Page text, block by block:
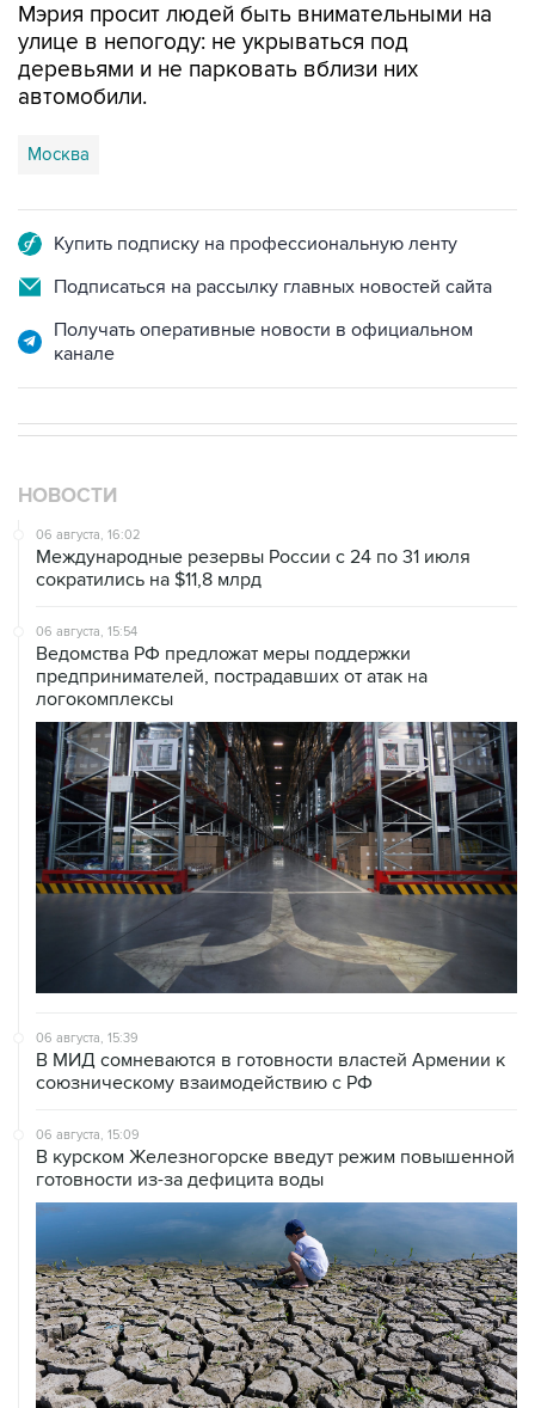
Мэрия просит людей быть внимательными на
улице в непогоду: не укрываться под
деревьями и не парковать вблизи них
автомобили.
Москва
Купить подписку на профессиональную ленту
Подписаться на рассылку главных новостей сайта
Получать оперативные новости в официальном
канале
НОВОСТИ
06 августа, 16:02
Международные резервы России с 24 по 31 июля
сократились на $11,8 млрд
06 августа, 15:54
Ведомства РФ предложат меры поддержки
предпринимателей, пострадавших от атак на
логокомплексы
06 августа, 15:39
В МИД сомневаются в готовности властей Армении к
союзническому взаимодействию с РФ
06 августа, 15:09
В курском Железногорске введут режим повышенной
готовности из-за дефицита воды